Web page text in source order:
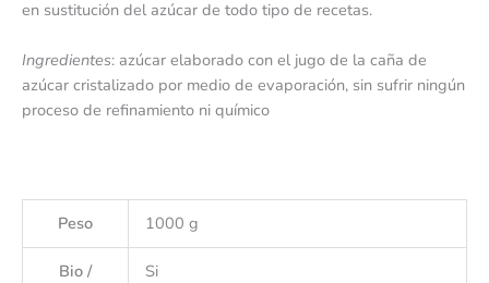
en sustitución del azúcar de todo tipo de recetas.
Ingredientes: azúcar elaborado con el jugo de la caña de
azúcar cristalizado por medio de evaporación, sin sufrir ningún
proceso de refinamiento ni químico
Peso 1000 g
Bio /
Si